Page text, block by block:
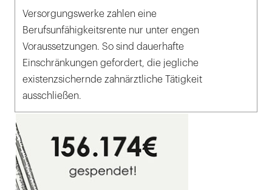
Versorgungswerke zahlen eine
Berufsunfähigkeitsrente nur unter engen
Voraussetzungen. So sind dauerhafte
Einschränkungen gefordert, die jegliche
existenzsichernde zahnärztliche Tätigkeit
ausschließen.